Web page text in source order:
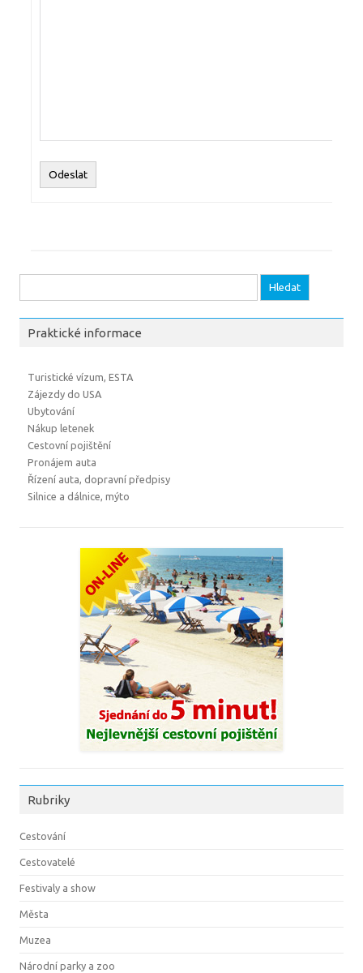
Odeslat
Praktické informace
Turistické vízum, ESTA
Zájezdy do USA
Ubytování
Nákup letenek
Cestovní pojištění
Pronájem auta
Řízení auta, dopravní předpisy
Silnice a dálnice, mýto
Rubriky
Cestování
Cestovatelé
Festivaly a show
Města
Muzea
Národní parky a zoo